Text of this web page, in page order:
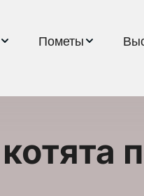
Пометы